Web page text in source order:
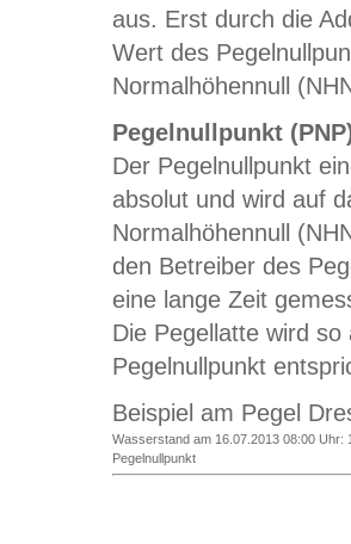
aus. Erst durch die
Wert des
Normalhöhennull
Pegelnullpunkt
Der Pegelnullpunkt
absolut und wird auf
Normalhöhennull
den Betreiber des
eine lange Zeit
Die Pegellatte wird
Pegelnullpunkt
Beispiel am Pegel
Wasserstand am 16.07.2013 08:00 Uhr:
Pegelnullpunkt